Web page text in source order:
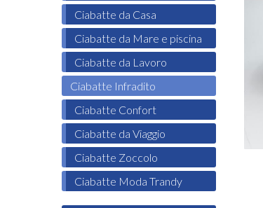
Ciabatte da Casa
Ciabatte da Mare e piscina
Ciabatte da Lavoro
Ciabatte Infradito
Ciabatte Confort
Ciabatte da Viaggio
Ciabatte Zoccolo
Ciabatte Moda Trandy